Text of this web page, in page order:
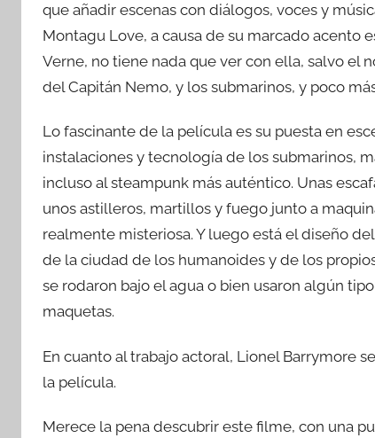
que añadir escenas con diálogos, voces y
Montagu Love, a causa de su marcado acento
Verne, no tiene nada que ver con ella, salvo el
del Capitán Nemo, y los submarinos, y poco
Lo fascinante de la película es su puesta en
instalaciones y tecnología de los submarinos,
incluso al steampunk más auténtico. Unas
unos astilleros, martillos y fuego junto a
realmente misteriosa. Y luego está el diseño
de la ciudad de los humanoides y de los
se rodaron bajo el agua o bien usaron algún
maquetas.
En cuanto al trabajo actoral, Lionel Barrymore
la película.
Merece la pena descubrir este filme, con una